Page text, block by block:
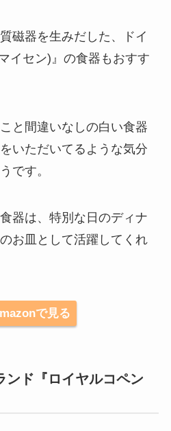
磁器を生みだした、ドイ
イセン)』の食器もおすす
と間違いなしの白い食器
いただいてるような気分
です。
器は、特別な日のディナ
お皿として活躍してくれ
で見る
ンド『ロイヤルコペン